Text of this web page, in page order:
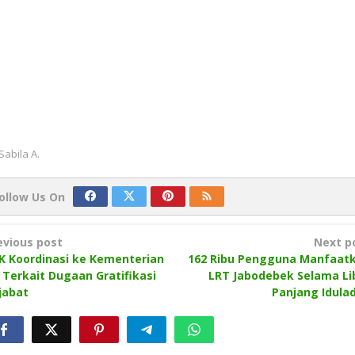
Sabila A.
Us On
post
Koordinasi ke Kementerian
Terkait Dugaan Gratifikasi
Next
162 Ribu Pengguna
LRT Jabodebek Selama
Panjang